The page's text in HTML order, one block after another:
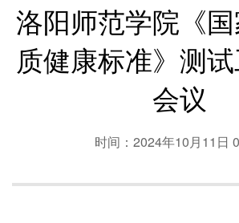
洛阳师范学院《
质健康标准》测
会议
时间：2024年10月11日